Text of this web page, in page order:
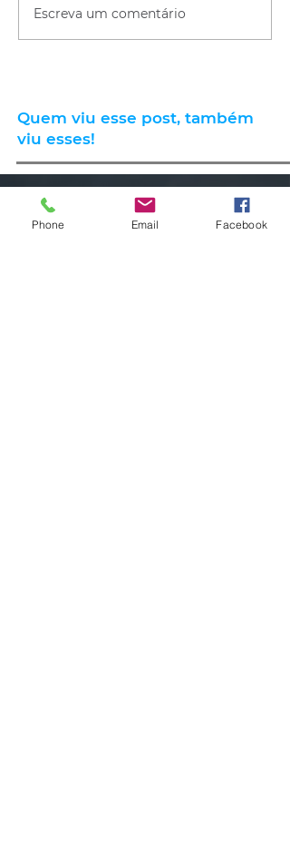
Escreva um comentário
Quem viu esse post, também
viu esses!
há 12 horas 1 min de leitura
Phone Email Facebook